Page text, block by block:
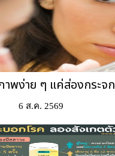
าพง่าย ๆ แค่ส่องกระจก
6 ส.ค. 2569